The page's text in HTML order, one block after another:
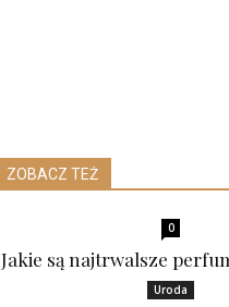
ZOBACZ TEŻ
0
Jakie są najtrwalsze
Uroda